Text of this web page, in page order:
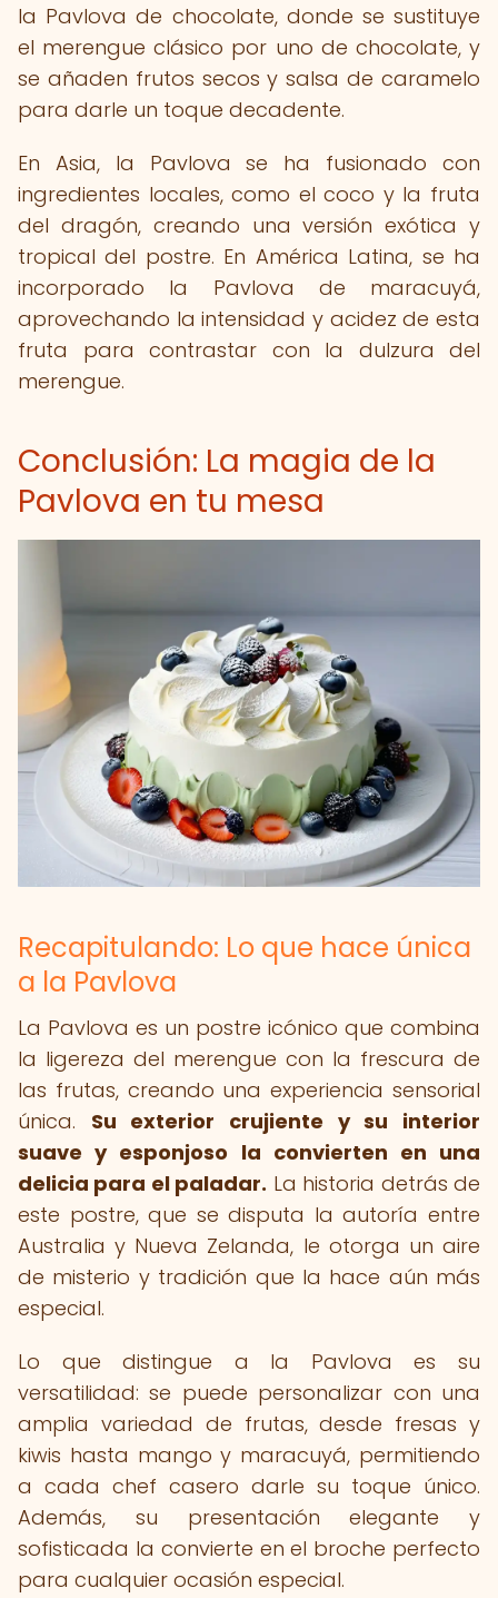
la Pavlova de chocolate, donde se sustituye
el merengue clásico por uno de chocolate, y
se añaden frutos secos y salsa de caramelo
para darle un toque decadente.
En Asia, la Pavlova se ha fusionado con
ingredientes locales, como el coco y la fruta
del dragón, creando una versión exótica y
tropical del postre. En América Latina, se ha
incorporado la Pavlova de maracuyá,
aprovechando la intensidad y acidez de esta
fruta para contrastar con la dulzura del
merengue.
Conclusión: La magia de la
Pavlova en tu mesa
Recapitulando: Lo que hace única
a la Pavlova
La Pavlova es un postre icónico que combina
la ligereza del merengue con la frescura de
las frutas, creando una experiencia sensorial
única. Su exterior crujiente y su interior
suave y esponjoso la convierten en una
delicia para el paladar. La historia detrás de
este postre, que se disputa la autoría entre
Australia y Nueva Zelanda, le otorga un aire
de misterio y tradición que la hace aún más
especial.
Lo que distingue a la Pavlova es su
versatilidad: se puede personalizar con una
amplia variedad de frutas, desde fresas y
kiwis hasta mango y maracuyá, permitiendo
a cada chef casero darle su toque único.
Además, su presentación elegante y
sofisticada la convierte en el broche perfecto
para cualquier ocasión especial.